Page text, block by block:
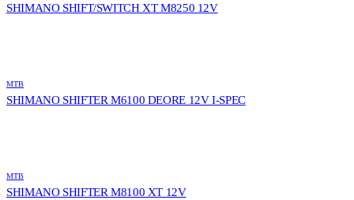
SHIMANO SHIFT/SWITCH XT M8250 12V
MTB
SHIMANO SHIFTER M6100 DEORE 12V I-SPEC
MTB
SHIMANO SHIFTER M8100 XT 12V